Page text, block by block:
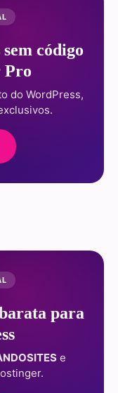
código
Pro
do WordPress,
para
e